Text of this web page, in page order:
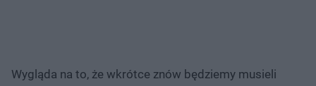
Wygląda na to, że wkrótce znów będziemy musieli